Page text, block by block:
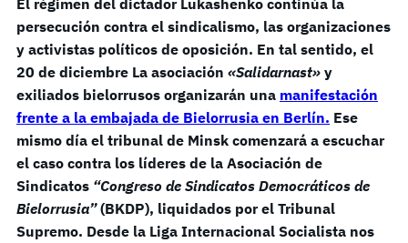
persecución contra el sindicalismo, las organizaciones
y activistas políticos de oposición. En tal sentido, el
20 de diciembre La asociación «Salidarnast» y
exiliados bielorrusos organizarán una manifestación
frente a la embajada de Bielorrusia en Berlín. Ese
mismo día el tribunal de Minsk comenzará a escuchar
el caso contra los líderes de la Asociación de
Sindicatos “Congreso de Sindicatos Democráticos de
Bielorrusia”(BKDP), liquidados por el Tribunal
Supremo. Desde la Liga Internacional Socialista nos